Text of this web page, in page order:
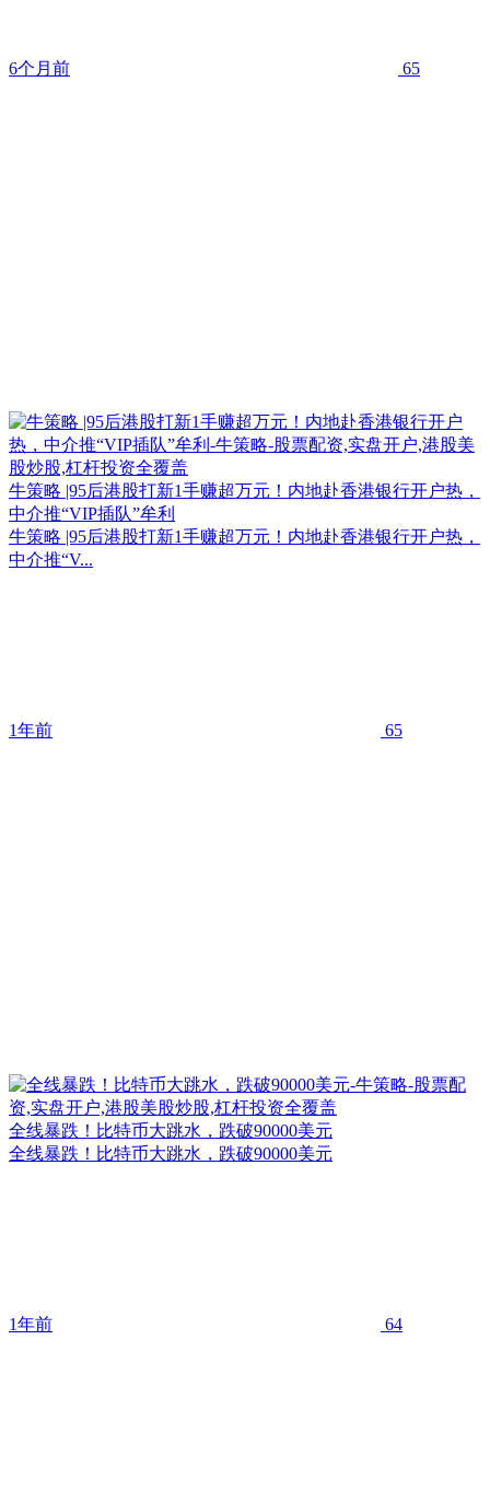
6个月前 65
牛策略 |95后港股打新1手赚超万元！内地赴香港银行开户热，
中介推“VIP插队”牟利
牛策略 |95后港股打新1手赚超万元！内地赴香港银行开户热，
中介推“V...
1年前 65
全线暴跌！比特币大跳水，跌破90000美元
全线暴跌！比特币大跳水，跌破90000美元
1年前 64